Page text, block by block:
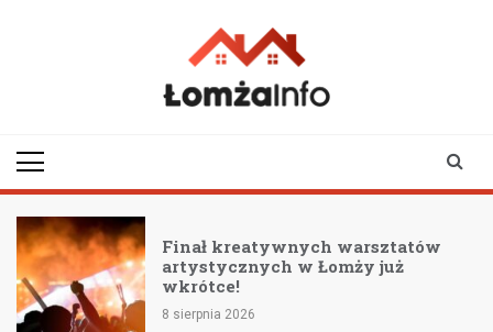
Finał kreatywnych warsztatów
artystycznych w Łomży już
wkrótce!
8 sierpnia 2026